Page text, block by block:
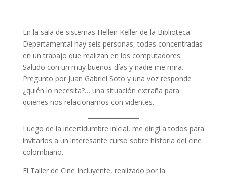
En la sala de sistemas Hellen Keller de la Biblioteca
Departamental hay seis personas, todas concentradas
en un trabajo que realizan en los computadores.
Saludo con un muy buenos días y nadie me mira.
Pregunto por Juan Gabriel Soto y una voz responde
¿quién lo necesita?… una situación extraña para
quienes nos relacionamos con videntes.
Luego de la incertidumbre inicial, me dirigí a todos para
invitarlos a un interesante curso sobre historia del cine
colombiano.
El Taller de Cine Incluyente, realizado por la